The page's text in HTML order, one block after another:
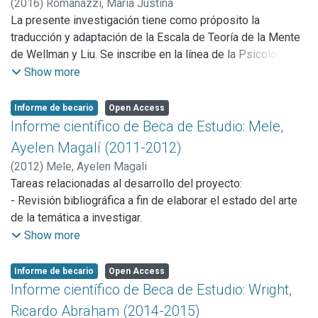
(2016) Romanazzi, María Justina
La presente investigación tiene como próposito la
traducción y adaptación de la Escala de Teoría de la Mente
de Wellman y Liu. Se inscribe en la línea de la Psicología
del Desarrollo, más específicamente en el área de
El término Teoría de la Mente (TM) hace referencia tanto a
una capacidad cognitiva como a una perspectiva teórica.
Fue acuñado por primera vez por David Premack (Premack
& Woodruff, 1978) a partir de sus estudios pioneros con
primates. Suele definirse como la capacidad del ser
humano para atribuir estados mentales tanto a sí mismo
como a los demás, capacidad que le permite explicar y
predecir el comportamiento (Hughes, Lecce & Wilson,
2007). A partir de las ideas publicadas por Premack y
filósofo Dennett realizó interesantes aportes (Uribe Ortiz,
Gómez Botero & Arango Tobón, 2010). Dennet (1978)
planteó que lo que diferencia al ser humano de otros
Show more
Informe de becario Open Access
Informe científico de Beca de Estudio: Mele,
Ayelen Magalí (2011-2012)
(2012) Mele, Ayelen Magali
Tareas relacionadas al desarrollo del proyecto:
- Revisión bibliográfica a fin de elaborar el estado del arte
de la temática a investigar.
- Elaboración de Encuesta de hábitos de actividad física y
- Elaboración de entrevistas a profesores de Educación
Física.
- Realización de la Medición antropométrica.
Show more
Informe de becario Open Access
Informe científico de Beca de Estudio: Wright,
Ricardo Abraham (2014-2015)